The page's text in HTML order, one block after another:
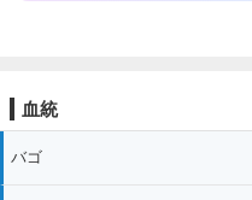
血統
バゴ